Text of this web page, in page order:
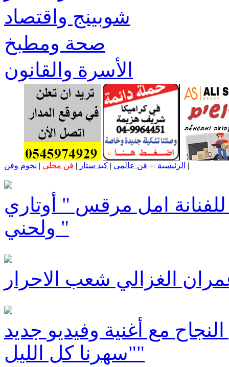
شوبينج واقتصاد
صحة ومطبخ
الأسرة والقانون
الرئيسية >> فن عالمي | كيد ستار | فن محلي | نجوم وفن |
امل مرقس " أوتاري
ولحني "
الغزالي شعب الاحرار
مع أغنية وفيديو جديد
"سهرنا كل الليل"